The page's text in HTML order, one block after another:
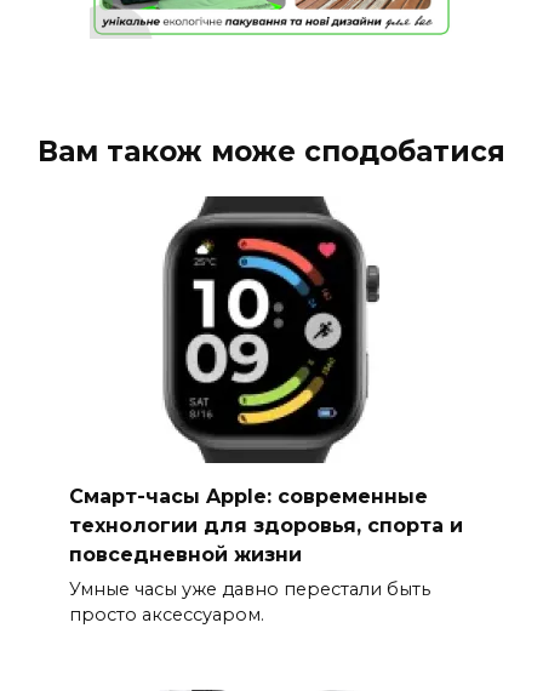
Вам також може сподобатися
Смарт-часы Apple: современные
технологии для здоровья, спорта и
повседневной жизни
Умные часы уже давно перестали быть
просто аксессуаром.